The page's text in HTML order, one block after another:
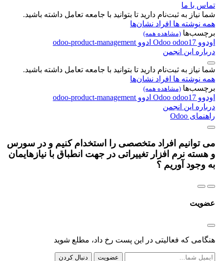
تماس با ما
شما نیاز به ثبت‌نام دارید تا بتوانید با جامعه تعامل داشته باشید.
همه نوشته ها افراد نشان‌ها
برچسب‌ها (مشاهده همه)
اودوو Odoo odoo17 ادوو odoo-product-management
درباره این انجمن
شما نیاز به ثبت‌نام دارید تا بتوانید با جامعه تعامل داشته باشید.
همه نوشته ها افراد نشان‌ها
برچسب‌ها (مشاهده همه)
اودوو Odoo odoo17 ادوو odoo-product-management
درباره این انجمن
راهنمای Odoo
می توانیم افراد متخصصی را استخدام کنیم و در سورس
و هسته نرم افزار تغییراتی در جهت انطباق با نیازهایمان
به وجود آوریم ؟
عضویت
هنگامی که فعالیتی در این پست رخ داد، مطلع شوید
عضویت دنبال کردن